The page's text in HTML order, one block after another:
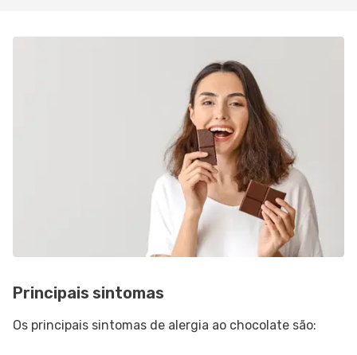
Principais sintomas
Os principais sintomas de alergia ao chocolate são: